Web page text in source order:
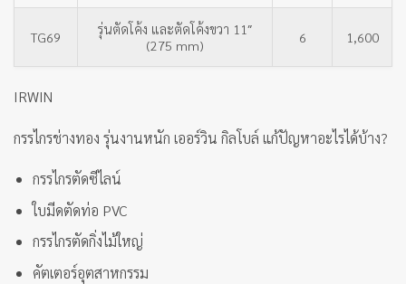
TG69
รุ่นตัดโค้ง และตัดโค้งขวา 11″
(275 mm)
6 1,600
IRWIN
กรรไกรช่างทอง รุ่นงานหนัก เออร์วิน กิลโบล์ แก้ปัญหาอะไรได้บ้าง?
กรรไกรตัดซีไลน์
ใบมีดตัดท่อ PVC
กรรไกรตัดกิ่งไม้ใหญ่
คัตเตอร์อุตสาหกรรม